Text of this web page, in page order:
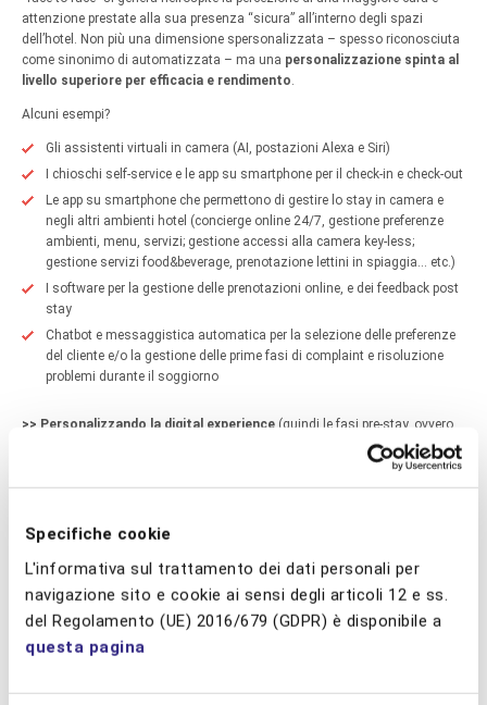
Specifiche cookie
L'informativa sul trattamento dei dati personali per
navigazione sito e cookie ai sensi degli articoli 12 e ss.
del Regolamento (UE) 2016/679 (GDPR) è disponibile a
questa pagina
attenzione prestate alla sua presenza “sicura” all’interno degli spazi
dell’hotel. Non più una dimensione spersonalizzata – spesso riconosciuta
come sinonimo di automatizzata – ma una personalizzazione spinta al
livello superiore per efficacia e rendimento.
Alcuni esempi?
Gli assistenti virtuali in camera (AI, postazioni Alexa e Siri)
I chioschi self-service e le app su smartphone per il check-in e check-out
Le app su smartphone che permettono di gestire lo stay in camera e
negli altri ambienti hotel (concierge online 24/7, gestione preferenze
ambienti, menu, servizi; gestione accessi alla camera key-less;
gestione servizi food&beverage, prenotazione lettini in spiaggia… etc.)
I software per la gestione delle prenotazioni online, e dei feedback post
stay
Chatbot e messaggistica automatica per la selezione delle preferenze
del cliente e/o la gestione delle prime fasi di complaint e risoluzione
problemi durante il soggiorno
>> Personalizzando la digital experience (quindi le fasi pre-stay, ovvero
di ricerca e selezione della struttura, acquisizione del cliente, pianificazione
del soggiorno, e post-stay, ovvero nella fase di ritenzione e fidelizzazione
del cliente) in modo da creare una base solida su cui lavorare durante lo
futuri clienti, con il duplice obiettivo di costruire l’esperienza hotel sulle sue
personas in base a cluster di esigenze in comune.
Nella fase post-stay, infine, si possono sfruttare i feedback per le operazioni
di fine tuning e miglioramento sia dei processi che della “macchina
marketing” che servirà al duplice scopo di:
future